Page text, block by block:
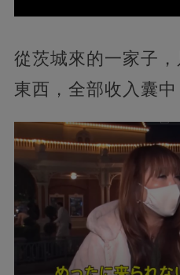
從茨城來的一家子
東西，全部收入囊中